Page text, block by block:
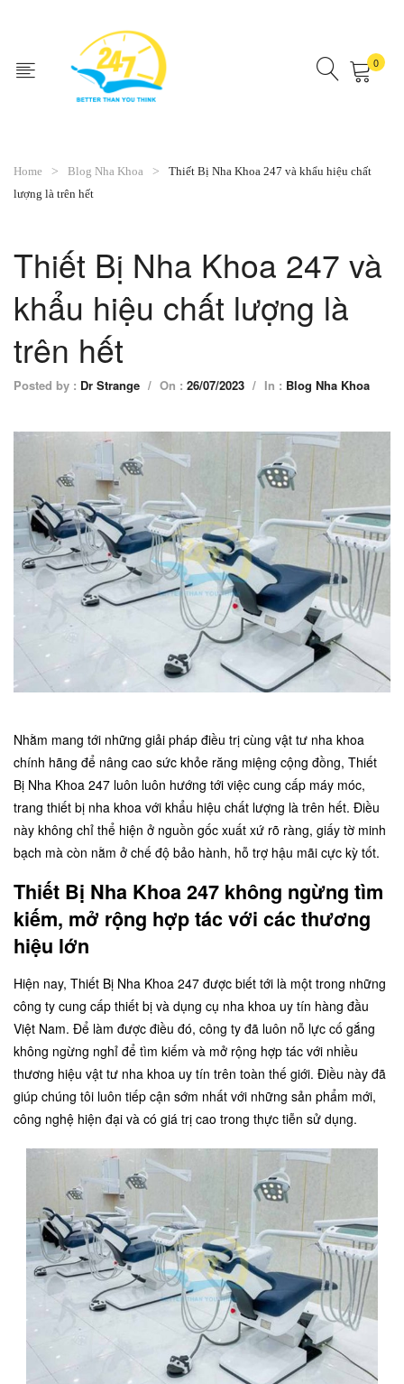
0
Home Blog Nha Khoa
Thiết Bị Nha Khoa 247 và khẩu hiệu chất
lượng là trên hết
Thiết Bị Nha Khoa 247 và
khẩu hiệu chất lượng là
trên hết
Posted by : Dr Strange / On : 26/07/2023 / In : Blog Nha Khoa
Nhằm mang tới những giải pháp điều trị cùng vật tư nha khoa
chính hãng để nâng cao sức khỏe răng miệng cộng đồng, Thiết
Bị Nha Khoa 247 luôn luôn hướng tới việc cung cấp máy móc,
trang thiết bị nha khoa với khẩu hiệu chất lượng là trên hết. Điều
này không chỉ thể hiện ở nguồn gốc xuất xứ rõ ràng, giấy tờ minh
bạch mà còn nằm ở chế độ bảo hành, hỗ trợ hậu mãi cực kỳ tốt.
Thiết Bị Nha Khoa 247 không ngừng tìm
kiếm, mở rộng hợp tác với các thương
hiệu lớn
Hiện nay, Thiết Bị Nha Khoa 247 được biết tới là một trong những
công ty cung cấp thiết bị và dụng cụ nha khoa uy tín hàng đầu
Việt Nam. Để làm được điều đó, công ty đã luôn nỗ lực cố gắng
không ngừng nghỉ để tìm kiếm và mở rộng hợp tác với nhiều
thương hiệu vật tư nha khoa uy tín trên toàn thế giới. Điều này đã
giúp chúng tôi luôn tiếp cận sớm nhất với những sản phẩm mới,
công nghệ hiện đại và có giá trị cao trong thực tiễn sử dụng.